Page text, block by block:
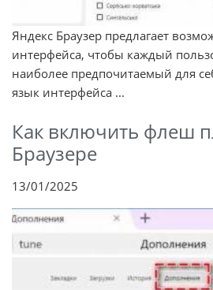
Яндекс Браузер предлагает
интерфейса, чтобы каждый
наиболее предпочитаемый для
язык интерфейса ...
Как включить флеш
Браузере
13/01/2025